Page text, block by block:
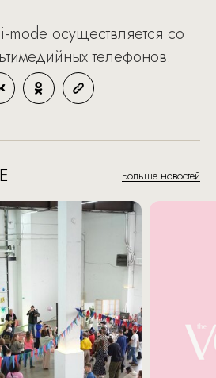
mode осуществляется со
телефонов.
Больше новостей